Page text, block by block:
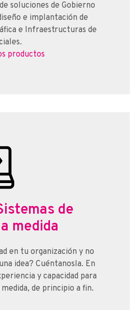
soluciones de Gobierno
e implantación de
e Infraestructuras de
productos
de
medida
en tu organización y no
idea? Cuéntanosla. En
y capacidad para
de principio a fin.